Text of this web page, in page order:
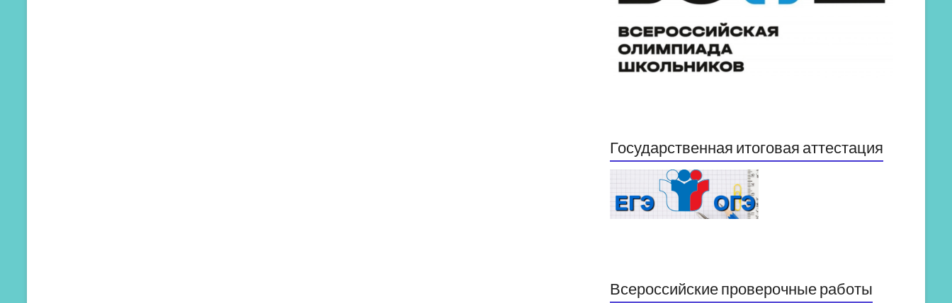
Государственная итоговая аттестация
Всероссийские проверочные работы